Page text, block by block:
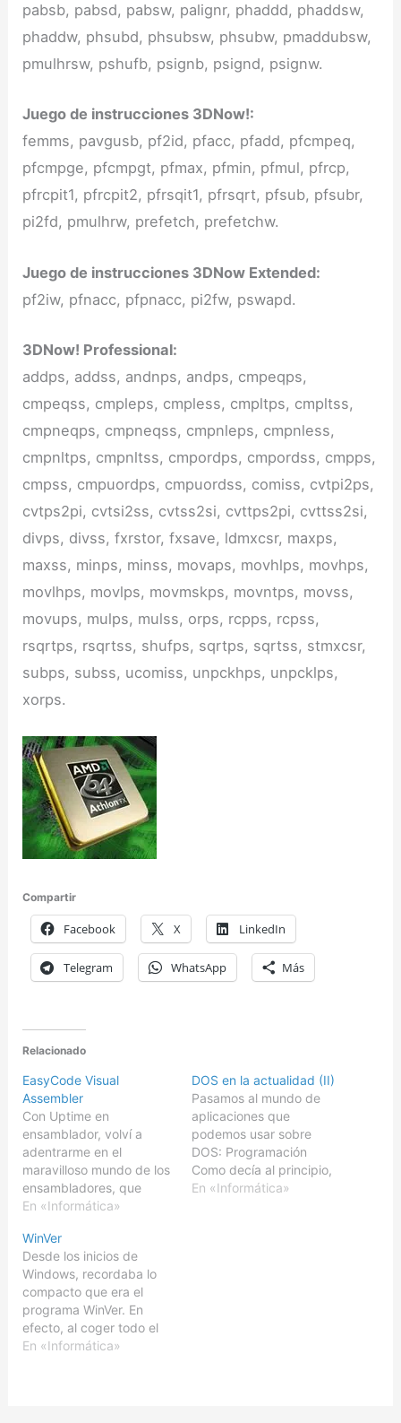
pabsb, pabsd, pabsw, palignr, phaddd, phaddsw,
phaddw, phsubd, phsubsw, phsubw, pmaddubsw,
pmulhrsw, pshufb, psignb, psignd, psignw.
Juego de instrucciones 3DNow!:
femms, pavgusb, pf2id, pfacc, pfadd, pfcmpeq,
pfcmpge, pfcmpgt, pfmax, pfmin, pfmul, pfrcp,
pfrcpit1, pfrcpit2, pfrsqit1, pfrsqrt, pfsub, pfsubr,
pi2fd, pmulhrw, prefetch, prefetchw.
Juego de instrucciones 3DNow Extended:
pf2iw, pfnacc, pfpnacc, pi2fw, pswapd.
3DNow! Professional:
addps, addss, andnps, andps, cmpeqps,
cmpeqss, cmpleps, cmpless, cmpltps, cmpltss,
cmpneqps, cmpneqss, cmpnleps, cmpnless,
cmpnltps, cmpnltss, cmpordps, cmpordss, cmpps,
cmpss, cmpuordps, cmpuordss, comiss, cvtpi2ps,
cvtps2pi, cvtsi2ss, cvtss2si, cvttps2pi, cvttss2si,
divps, divss, fxrstor, fxsave, ldmxcsr, maxps,
maxss, minps, minss, movaps, movhlps, movhps,
movlhps, movlps, movmskps, movntps, movss,
movups, mulps, mulss, orps, rcpps, rcpss,
rsqrtps, rsqrtss, shufps, sqrtps, sqrtss, stmxcsr,
subps, subss, ucomiss, unpckhps, unpcklps,
xorps.
Compartir
Facebook X LinkedIn
Telegram WhatsApp Más
Relacionado
EasyCode Visual
Assembler
Con Uptime en
ensamblador, volví a
adentrarme en el
maravilloso mundo de los
ensambladores, que
tantos buenos recuerdos
comenté, que
actualmente existen gran
variedad de herramientas
de este tipo, muchas de
ellas, derivadas de
Openwatcom Assembler
(WASM), como UASM,
En «Informática»
DOS en la actualidad (II)
Pasamos al mundo de
aplicaciones que
podemos usar sobre
DOS: Programación
Como decía al principio,
es sin duda el punto
En «Informática»
WinVer
Desde los inicios de
Windows, recordaba lo
compacto que era el
programa WinVer. En
efecto, al coger todo el
código necesario del
En «Informática»